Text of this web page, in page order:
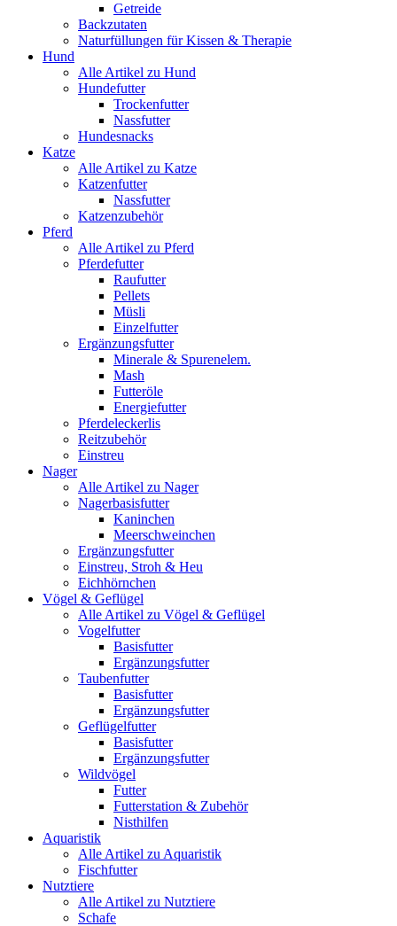
Getreide
Backzutaten
Naturfüllungen für Kissen & Therapie
Hund
Alle Artikel zu Hund
Hundefutter
Trockenfutter
Nassfutter
Hundesnacks
Katze
Alle Artikel zu Katze
Katzenfutter
Nassfutter
Katzenzubehör
Pferd
Alle Artikel zu Pferd
Pferdefutter
Raufutter
Pellets
Müsli
Einzelfutter
Ergänzungsfutter
Minerale & Spurenelem.
Mash
Futteröle
Energiefutter
Pferdeleckerlis
Reitzubehör
Einstreu
Nager
Alle Artikel zu Nager
Nagerbasisfutter
Kaninchen
Meerschweinchen
Ergänzungsfutter
Einstreu, Stroh & Heu
Eichhörnchen
Vögel & Geflügel
Alle Artikel zu Vögel & Geflügel
Vogelfutter
Basisfutter
Ergänzungsfutter
Taubenfutter
Basisfutter
Ergänzungsfutter
Geflügelfutter
Basisfutter
Ergänzungsfutter
Wildvögel
Futter
Futterstation & Zubehör
Nisthilfen
Aquaristik
Alle Artikel zu Aquaristik
Fischfutter
Nutztiere
Alle Artikel zu Nutztiere
Schafe